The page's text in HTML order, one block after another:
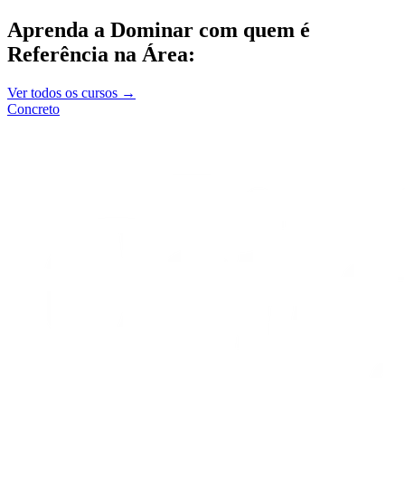
Aprenda a Dominar com quem é
Referência na Área:
Ver todos os cursos →
Concreto